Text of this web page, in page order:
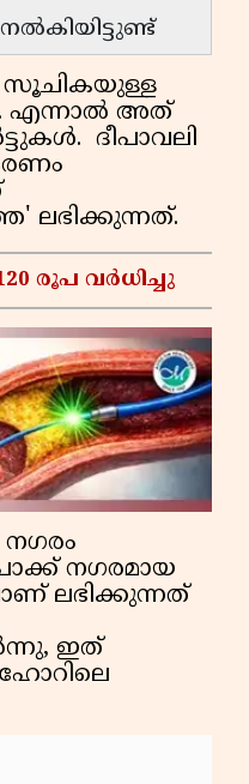
സൂചികയുള്ള
എന്നാല്‍ അത്
ദീപാവലി
ലഭിക്കുന്നത്.
രൂപ വര്‍ധിച്ചു
നഗരമായ
ലഭിക്കുന്നത്
ഇത്